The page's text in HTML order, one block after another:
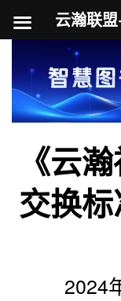
至
内
容
《云
交换
2024
云瀚联